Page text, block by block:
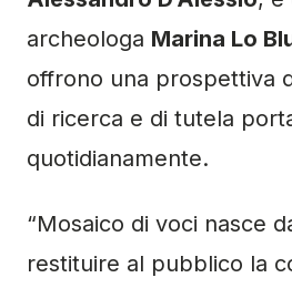
archeologa Marina Lo
offrono una prospettiva
di ricerca e di tutela
quotidianamente.
“Mosaico di voci nasce
restituire al pubblico la